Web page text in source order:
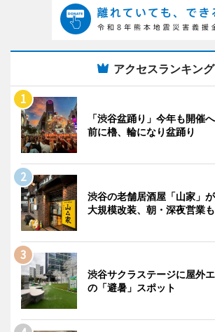
アクセスランキング
「渋谷盆踊り」今年も開
前に櫓、輪になり盆踊り
渋谷の老舗居酒屋「山家」
大規模改装、朝・深夜営業も
渋谷サクラステージに屋外
の「避暑」スポット